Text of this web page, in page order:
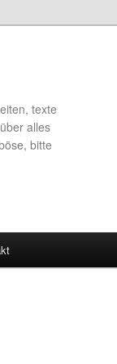
texte
alles
bitte